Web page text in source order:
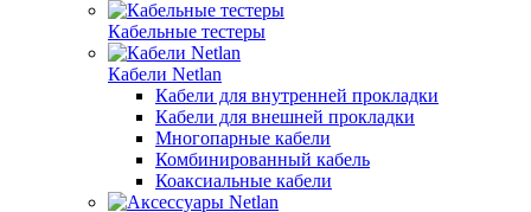
Кабельные тестеры
Кабели Netlan
Кабели для внутренней прокладки
Кабели для внешней прокладки
Многопарные кабели
Комбинированный кабель
Коаксиальные кабели